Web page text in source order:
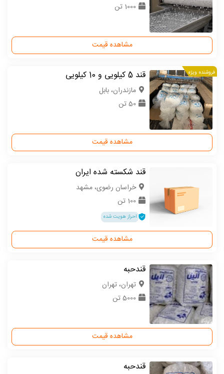
1000 تن
مشاهده قیمت
فروشنده ویژه قند 5 کیلویی و 10 کیلویی
مازندران، بابل
50 تن
مشاهده قیمت
قند شکسته شده ایران
خراسان رضوی، مشهد
100 تن
احراز هویت شده
مشاهده قیمت
قندحبه
تهران، تهران
5000 تن
مشاهده قیمت
قندحبه